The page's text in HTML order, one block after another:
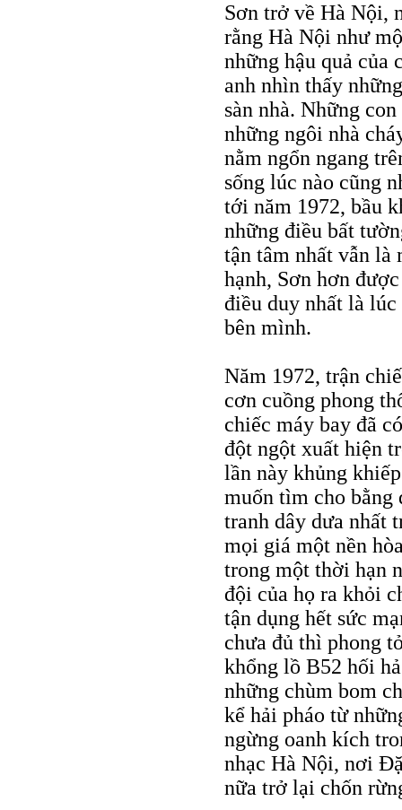
Sơn trở về Hà Nội,
rằng Hà Nội như
những hậu quả của
anh nhìn thấy
sàn nhà. Những
những ngôi nhà
nằm ngổn ngang
sống lúc nào cũng
tới năm 1972, bầu
những điều bất
tận tâm nhất vẫn là
hạnh, Sơn hơn
điều duy nhất là
bên mình.
Năm 1972, trận
cơn cuồng phong
chiếc máy bay đã
đột ngột xuất hiện
lần này khủng
muốn tìm cho bằng
tranh dây dưa nhất
mọi giá một nền
trong một thời hạn
đội của họ ra khỏi
tận dụng hết sức
chưa đủ thì phong
khổng lồ B52 hối
những chùm bom
kể hải pháo từ
ngừng oanh kích
nhạc Hà Nội, nơi
nữa trở lại chốn